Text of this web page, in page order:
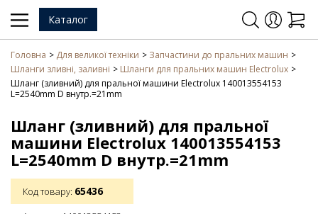
Каталог
Головна Для великої техніки
Запчастини до пральних машин
Шланги зливні, заливні
Шланги для пральних машин Electrolux
Шланг (зливний) для пральної машини Electrolux 140013554153
L=2540mm D внутр.=21mm
Шланг (зливний) для пральної
машини Electrolux 140013554153
L=2540mm D внутр.=21mm
Код товару: 65436